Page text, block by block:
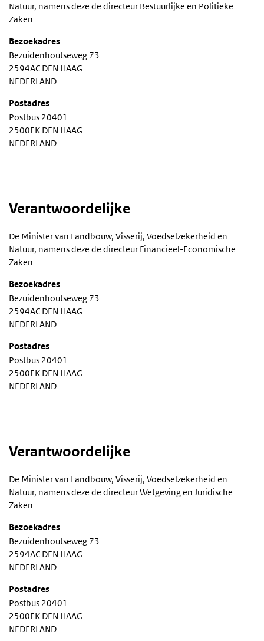
Natuur, namens deze de directeur Bestuurlijke en Politieke
Zaken
Bezoekadres
Bezuidenhoutseweg 73
2594AC DEN HAAG
NEDERLAND
Postadres
Postbus 20401
2500EK DEN HAAG
NEDERLAND
Verantwoordelijke
De Minister van Landbouw, Visserij, Voedselzekerheid en
Natuur, namens deze de directeur Financieel-Economische
Zaken
Bezoekadres
Bezuidenhoutseweg 73
2594AC DEN HAAG
NEDERLAND
Postadres
Postbus 20401
2500EK DEN HAAG
NEDERLAND
Verantwoordelijke
De Minister van Landbouw, Visserij, Voedselzekerheid en
Natuur, namens deze de directeur Wetgeving en Juridische
Zaken
Bezoekadres
Bezuidenhoutseweg 73
2594AC DEN HAAG
NEDERLAND
Postadres
Postbus 20401
2500EK DEN HAAG
NEDERLAND